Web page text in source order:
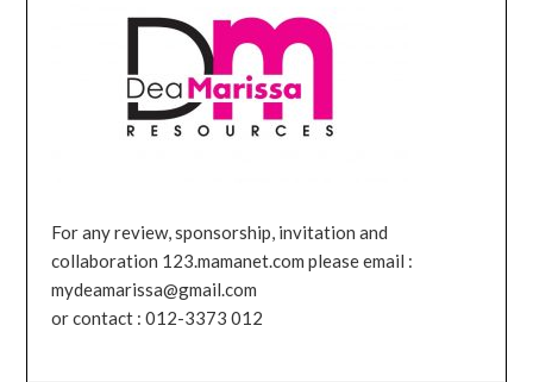
For any review, sponsorship, invitation and
collaboration 123.mamanet.com please email :
mydeamarissa@gmail.com
or contact : 012-3373 012